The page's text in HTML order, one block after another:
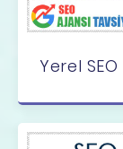
Yerel